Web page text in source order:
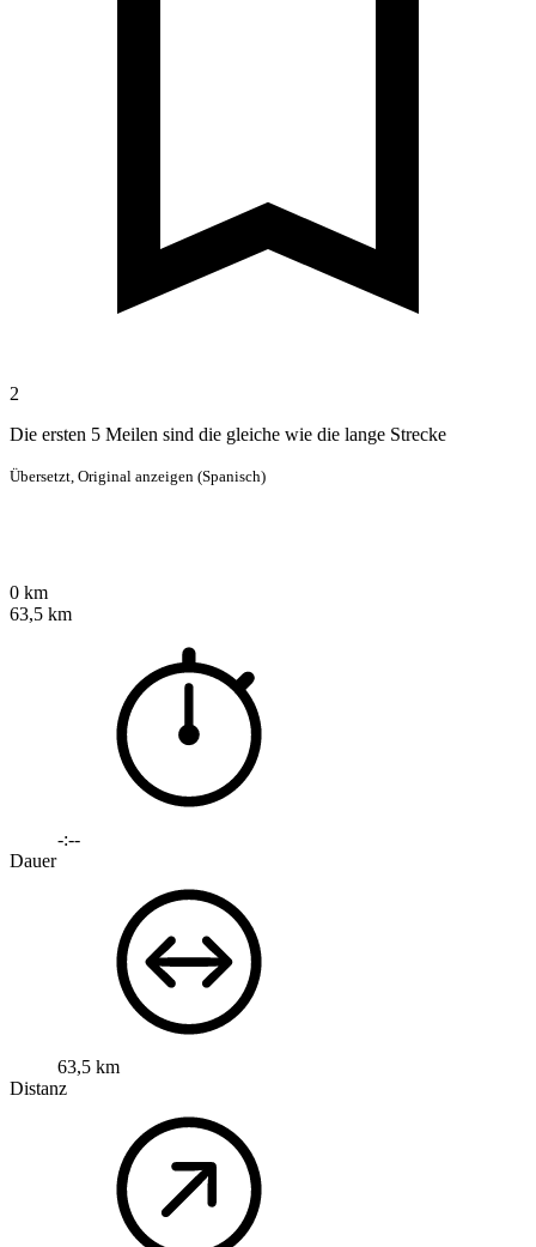
2
Die ersten 5 Meilen sind die gleiche wie die lange Strecke
Übersetzt, Original anzeigen (Spanisch)
0 km
63,5 km
-:--
Dauer
63,5 km
Distanz